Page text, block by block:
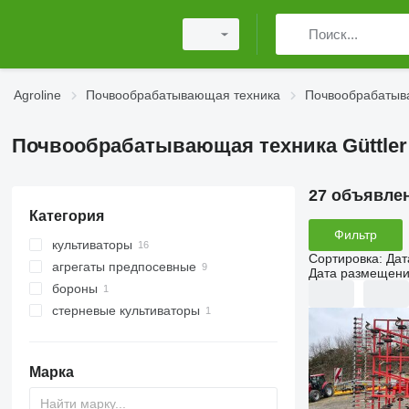
Agroline Почвообрабатывающая техника
Почвообрабатывающая техника
Категория
культиваторы
агрегаты предпосевные
бороны
дисковые бороны
стерневые культиваторы
Марка
27
Фильтр
Сортировка:
Дата